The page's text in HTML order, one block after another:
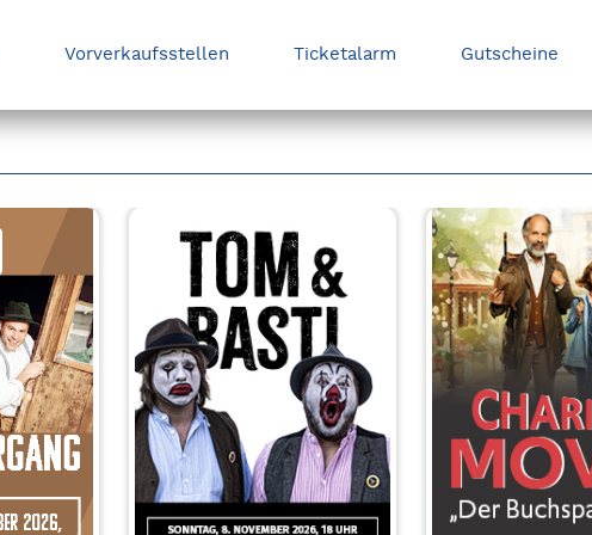
Vorverkaufsstellen Ticketalarm Gutscheine